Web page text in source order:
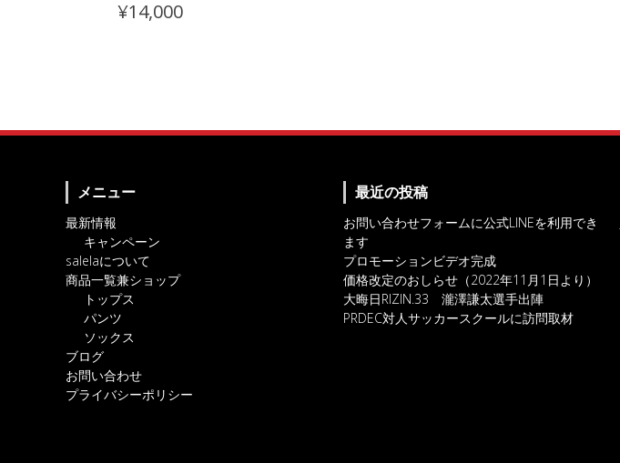
¥14,000
メニュー
最新情報
キャンペーン
salelaについて
商品一覧兼ショップ
トップス
パンツ
ソックス
ブログ
お問い合わせ
プライバシーポリシー
最近の投稿
お問い合わせフォームに公式LINEを利用でき
ます
プロモーションビデオ完成
価格改定のおしらせ（2022年11月1日より）
大晦日RIZIN.33 瀧澤謙太選手出陣
PRDEC対人サッカースクールに訪問取材